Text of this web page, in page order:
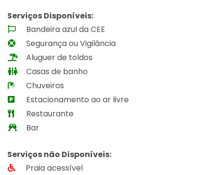
Serviços Disponíveis:
Bandeira azul da CEE
Segurança ou Vigilância
Aluguer de toldos
Casas de banho
Chuveiros
Estacionamento ao ar livre
Restaurante
Bar
Serviços não Disponíveis:
Praia acessível